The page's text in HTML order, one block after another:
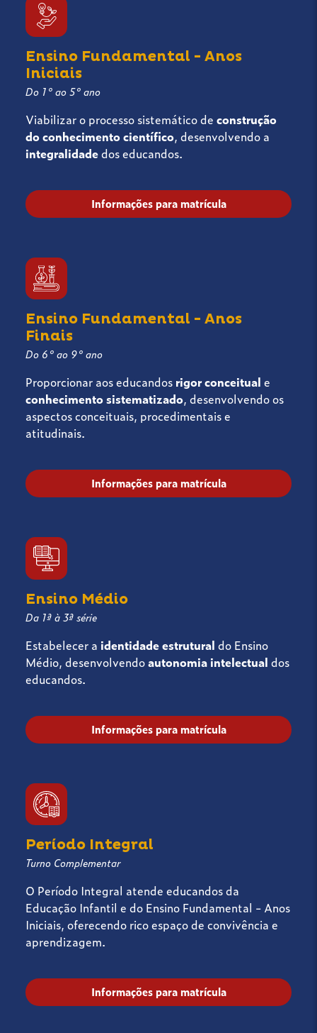
Ensino Fundamental - Anos
Iniciais
Do 1° ao 5° ano
Viabilizar o processo sistemático de construção
do conhecimento científico, desenvolvendo a
integralidadedos educandos.
Informações para matrícula
Ensino Fundamental - Anos
Finais
Do 6° ao 9° ano
Proporcionar aos educandos rigor conceitual e
conhecimento sistematizado, desenvolvendo os
aspectos conceituais, procedimentais e
atitudinais.
Informações para matrícula
Ensino Médio
Da 1ª à 3ª série
Estabelecer a identidade estrutural do Ensino
Médio, desenvolvendoautonomia intelectual dos
educandos.
Informações para matrícula
Período Integral
Turno Complementar
O Período Integral atende educandos da
Educação Infantil e do Ensino Fundamental - Anos
Iniciais, oferecendo rico espaço de convivência e
aprendizagem.
Informações para matrícula